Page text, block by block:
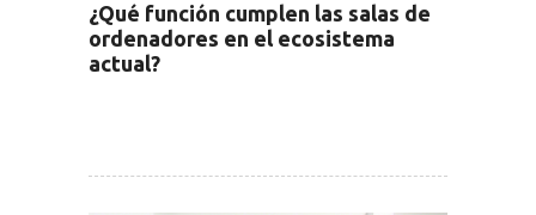
¿Qué función cumplen las salas de
ordenadores en el ecosistema
actual?